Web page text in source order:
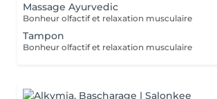
Massage Ayurvedic
Bonheur olfactif et relaxation musculaire
Tampon
Bonheur olfactif et relaxation musculaire